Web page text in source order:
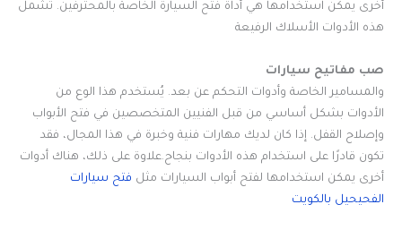
أخرى يمكن استخدامها هي أداة فتح السيارة الخاصة بالمحترفين. تشمل
هذه الأدوات الأسلاك الرفيعة
صب مفاتيح سيارات
والمسامير الخاصة وأدوات التحكم عن بعد. يُستخدم هذا الوع من
الأدوات بشكل أساسي من قبل الفنيين المتخصصين في فتح الأبواب
وإصلاح القفل. إذا كان لديك مهارات فنية وخبرة في هذا المجال، فقد
تكون قادرًا على استخدام هذه الأدوات بنجاح.علاوة على ذلك، هناك أدوات
أخرى يمكن استخدامها لفتح أبواب السيارات مثل فتح سيارات
الفحيحيل بالكويت